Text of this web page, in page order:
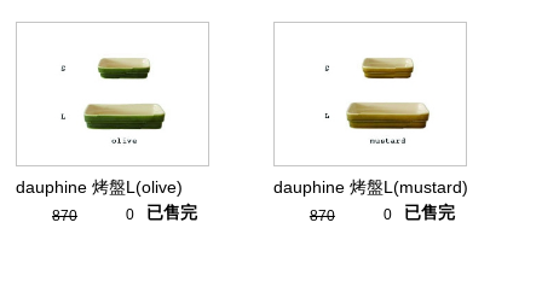
dauphine 烤盤L(olive)
870 0 已售完
dauphine 烤盤L(mustard)
870 0 已售完